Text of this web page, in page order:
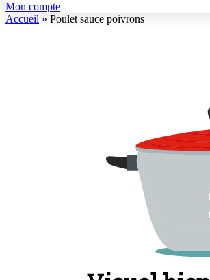
Mon compte
Accueil » Poulet sauce poivrons